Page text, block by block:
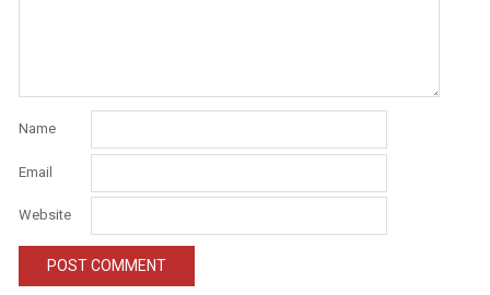
Name
Email
Website